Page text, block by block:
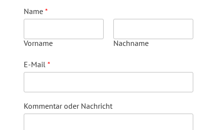
Name *
Vorname Nachname
E-Mail *
Kommentar oder Nachricht